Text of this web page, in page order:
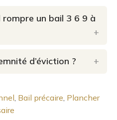
un bail 3 6 9 à
d’éviction ?
, Bail précaire, Plancher